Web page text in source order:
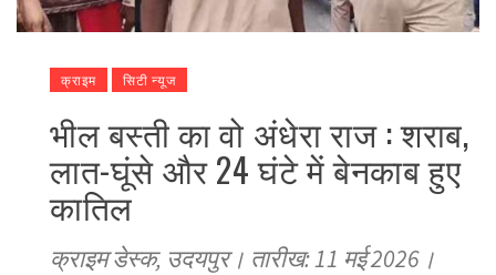
क्राइम सिटी न्यूज
भील बस्ती का वो अंधेरा राज : शराब,
लात-घूंसे और 24 घंटे में बेनकाब हुए
कातिल
क्राइम डेस्क, उदयपुर। तारीख: 11 मई 2026।